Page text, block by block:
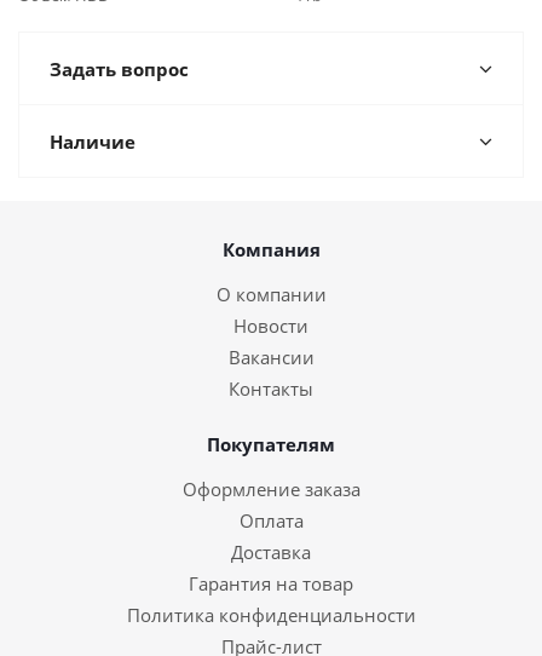
Задать вопрос
Наличие
Компания
О компании
Новости
Вакансии
Контакты
Покупателям
Оформление заказа
Оплата
Доставка
Гарантия на товар
Политика конфиденциальности
Прайс-лист